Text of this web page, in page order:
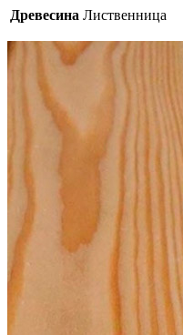
Древесина Лиственница